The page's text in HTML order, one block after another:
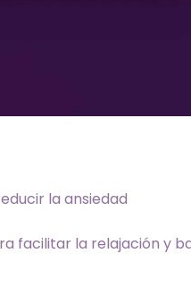
facilitar la relajación y